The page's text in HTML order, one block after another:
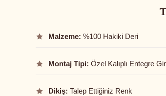
Malzeme: %100 Hakiki Deri
Montaj Tipi: Özel Kalıplı Entegre
Dikiş: Talep Ettiğiniz Renk